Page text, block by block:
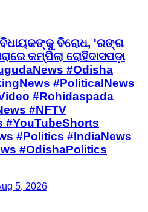
ବିଧାୟକଙ୍କୁ ବିରୋଧ, 'ରଙ୍ଗ
କମ୍ପିଲା ରୋହିଦାସପଡ଼ା
#Odisha
#PoliticalNews
#Rohidaspada
#NFTV
#YouTubeShorts
#Politics #IndiaNews
#OdishaPolitics
5, 2026